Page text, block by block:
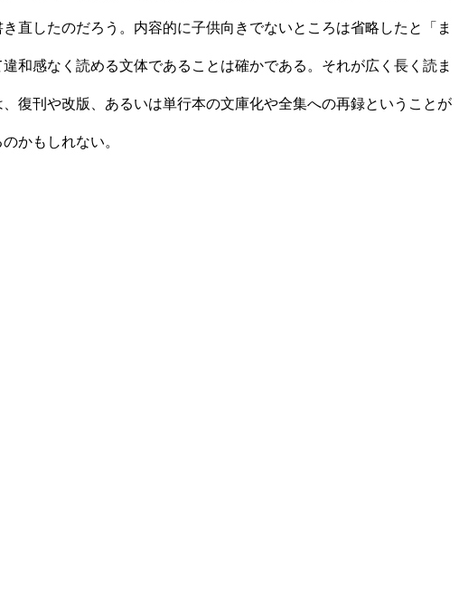
直したのだろう。内容的に子供向きでないところは省略したと「ま
和感なく読める文体であることは確かである。それが広く長く読ま
復刊や改版、あるいは単行本の文庫化や全集への再録ということが
かもしれない。